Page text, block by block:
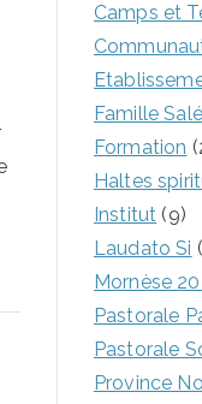
Camps et
Famille
Formation
Haltes
Institut (9)
Laudato Si
Mornèse
Pastorale
Pastorale
Province